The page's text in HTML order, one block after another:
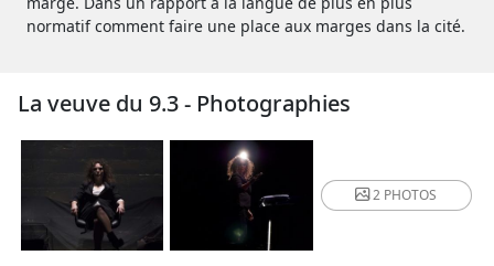
normatif comment faire une place aux marges dans la cité.
La veuve du 9.3 - Photographies
2 PHOTOS